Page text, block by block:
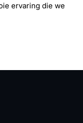
ervaring die we